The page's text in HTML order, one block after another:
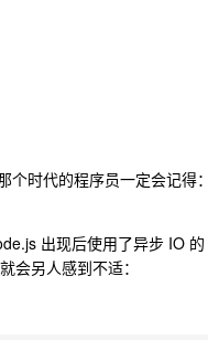
个时代的程序员一定会记得
出现后使用了异步 IO 的
会另人感到不适：